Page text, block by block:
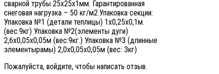
сварной трубы 25х25х1мм. Гарантированная
снеговая нагрузка – 50 кг/м2.Упаковка секции:
Упаковка №1 (детали теплицы) 1х0,25х0,1м.
(вес:9кг) Упаковка №2(элементы дуги)
2,6х0,05х0,05м (вес:9кг.) Упаковка №3 (длинные
элементырамы) 2,0х0,05х0,05м (вес: 3кг)
Пожалуйста, войдите, чтобы написать отзыв.